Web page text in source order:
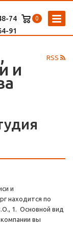
0
74
91
RSS
и
и
находится по
1. Основной вид
вы